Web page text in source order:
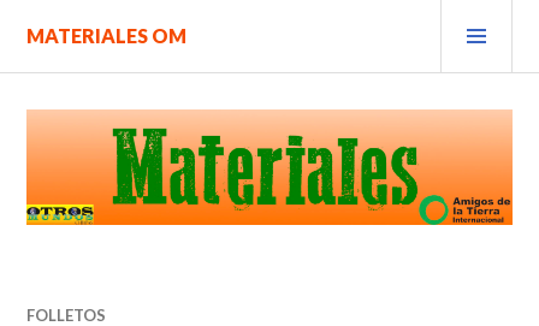
contenido.
MATERIALES OM
FOLLETOS